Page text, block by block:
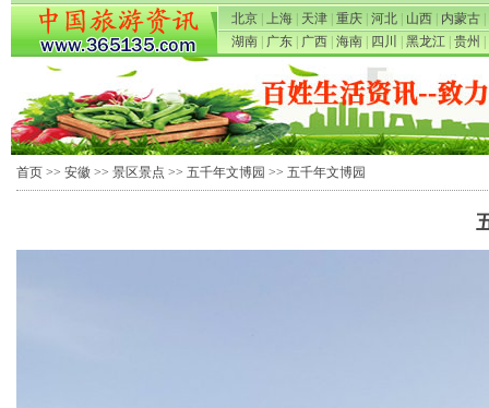
北京 上海 天津 重庆 河北 山西 内蒙古
湖南
广东 广西 海南 四川 黑龙江 贵州
首页 >> 安徽 >> 景区景点 >> 五千年文博园 >> 五千年文博园